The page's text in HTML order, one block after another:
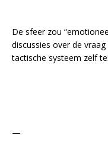
De sfeer zou
discussies over de
tactische systeem zelf
—